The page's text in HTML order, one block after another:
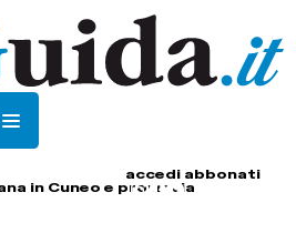
accedi abbonati
in Cuneo e provincia